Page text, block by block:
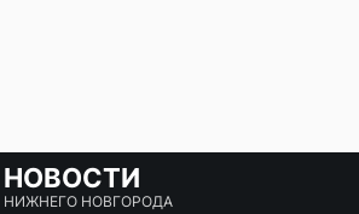
НОВОСТИ
НИЖНЕГО НОВГОРОДА